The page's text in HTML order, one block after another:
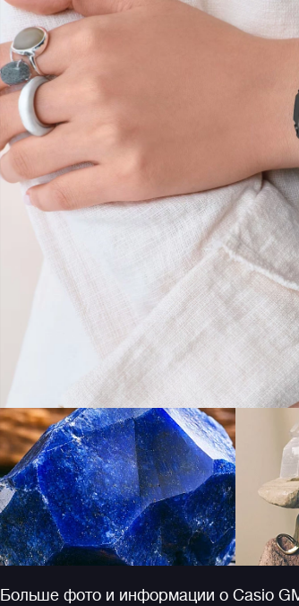
забывать про стандартную для
ударопрочность и водозащиту в
секундомера, таймера, мирового
функцию складывания стрелок для
информации с дисплеев, а также
подсветку циферблата и дисплея.
Напомним, что G-SHOCK SMALL
относится и данная модель — это
и женских джишоков, имеющих
корпуса, в отличие от остальных
позволяет им оптимально
Больше фото и информации о Casio